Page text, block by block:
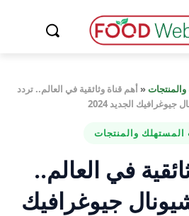
«أهم قناة وثائقية في العالم.. تردد
جيوغرافيك الجديد 2024
المستهلك والمنتجات
في العالم..
جيوغرافيك